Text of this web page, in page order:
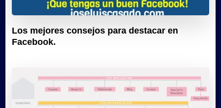
Los mejores consejos para destacar en
Facebook.